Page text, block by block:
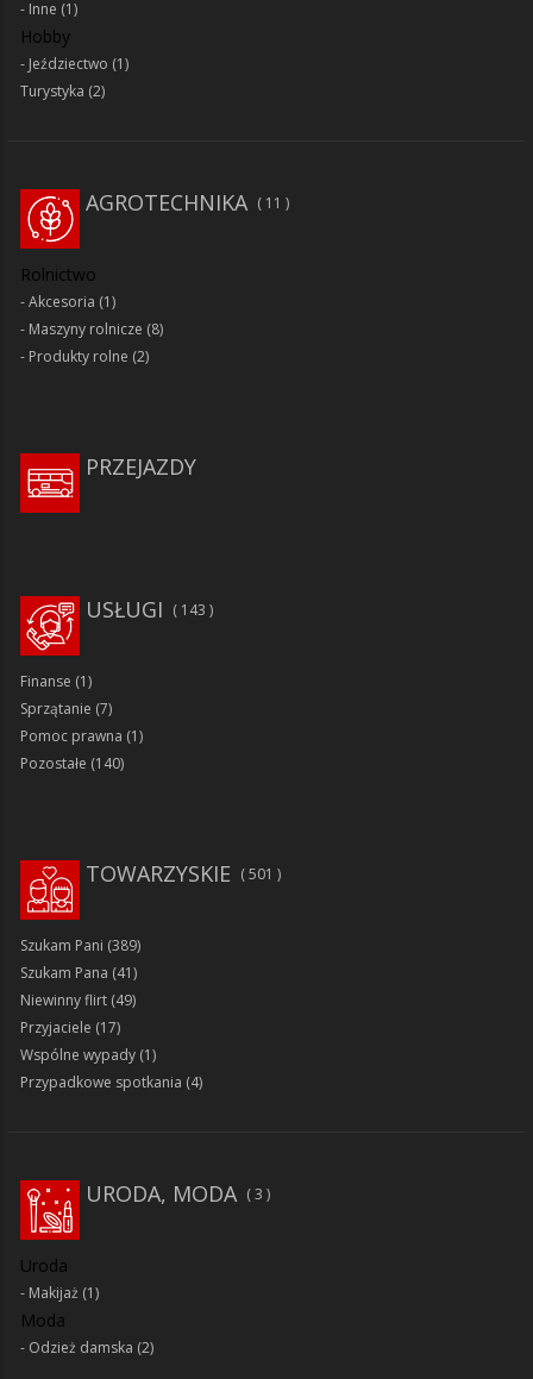
Inne (1)
Hobby
Jeździectwo (1)
Turystyka (2)
AGROTECHNIKA 11
Rolnictwo
Akcesoria (1)
Maszyny rolnicze (8)
Produkty rolne (2)
PRZEJAZDY
143
USŁUGI
Finanse (1)
Sprzątanie (7)
Pomoc prawna (1)
Pozostałe (140)
TOWARZYSKIE 501
Szukam Pani (389)
Szukam Pana (41)
Niewinny flirt (49)
Przyjaciele (17)
Wspólne wypady (1)
Przypadkowe spotkania (4)
URODA, MODA 3
Uroda
Makijaż (1)
Moda
Odzież damska (2)